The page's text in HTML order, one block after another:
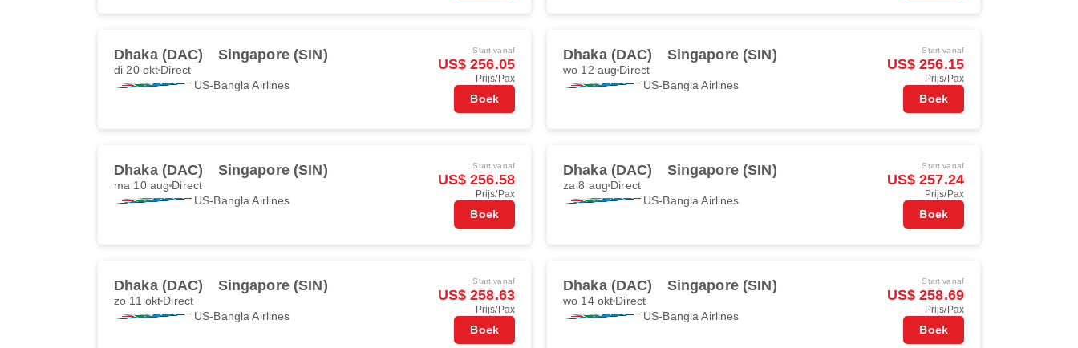
Dhaka (DAC) Singapore (SIN)
di 20 okt Direct
US-Bangla Airlines
Start vanaf
US$ 256.05
Prijs/Pax
Boek
Dhaka (DAC) Singapore (SIN)
wo 12 aug Direct
US-Bangla Airlines
Start vanaf
US$ 256.15
Prijs/Pax
Boek
Dhaka (DAC) Singapore (SIN)
ma 10 aug Direct
US-Bangla Airlines
Start vanaf
US$ 256.58
Prijs/Pax
Boek
Dhaka (DAC) Singapore (SIN)
za 8 aug Direct
US-Bangla Airlines
Start vanaf
US$ 257.24
Prijs/Pax
Boek
Dhaka (DAC) Singapore (SIN)
zo 11 okt Direct
US-Bangla Airlines
Start vanaf
US$ 258.63
Prijs/Pax
Boek
Dhaka (DAC) Singapore (SIN)
wo 14 okt Direct
US-Bangla Airlines
Start vanaf
US$ 258.69
Prijs/Pax
Boek